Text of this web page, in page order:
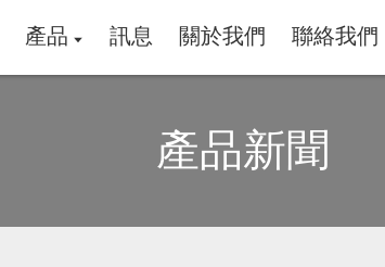
產品 訊息 關於我們 聯絡我們
產品新聞